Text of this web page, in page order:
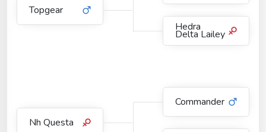
Topgear
Hedra
Delta Lailey
Nh Questa
Commander